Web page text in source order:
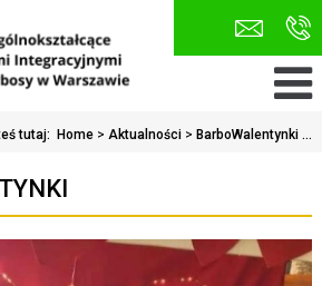
tutaj: Home > Aktualności > BarboWalentynki ...